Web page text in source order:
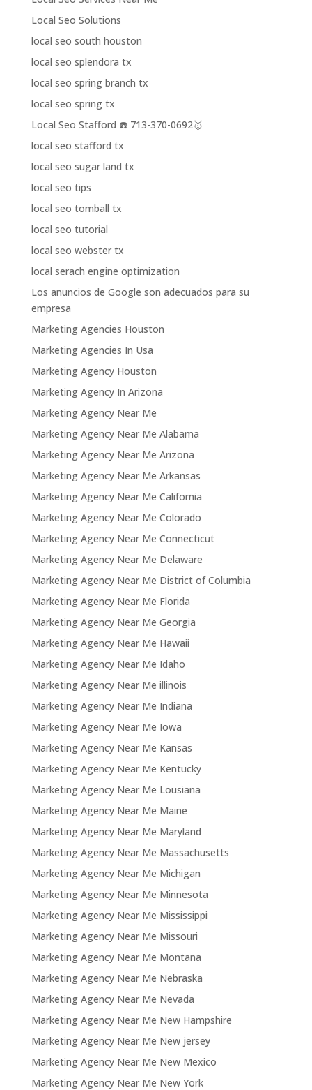
Local Seo Solutions
local seo south houston
local seo splendora tx
local seo spring branch tx
local seo spring tx
Local Seo Stafford ☎️ 713-370-0692🥇
local seo stafford tx
local seo sugar land tx
local seo tips
local seo tomball tx
local seo tutorial
local seo webster tx
local serach engine optimization
Los anuncios de Google son adecuados para su
empresa
Marketing Agencies Houston
Marketing Agencies In Usa
Marketing Agency Houston
Marketing Agency In Arizona
Marketing Agency Near Me
Marketing Agency Near Me Alabama
Marketing Agency Near Me Arizona
Marketing Agency Near Me Arkansas
Marketing Agency Near Me California
Marketing Agency Near Me Colorado
Marketing Agency Near Me Connecticut
Marketing Agency Near Me Delaware
Marketing Agency Near Me District of Columbia
Marketing Agency Near Me Florida
Marketing Agency Near Me Georgia
Marketing Agency Near Me Hawaii
Marketing Agency Near Me Idaho
Marketing Agency Near Me illinois
Marketing Agency Near Me Indiana
Marketing Agency Near Me Iowa
Marketing Agency Near Me Kansas
Marketing Agency Near Me Kentucky
Marketing Agency Near Me Lousiana
Marketing Agency Near Me Maine
Marketing Agency Near Me Maryland
Marketing Agency Near Me Massachusetts
Marketing Agency Near Me Michigan
Marketing Agency Near Me Minnesota
Marketing Agency Near Me Mississippi
Marketing Agency Near Me Missouri
Marketing Agency Near Me Montana
Marketing Agency Near Me Nebraska
Marketing Agency Near Me Nevada
Marketing Agency Near Me New Hampshire
Marketing Agency Near Me New jersey
Marketing Agency Near Me New Mexico
Marketing Agency Near Me New York